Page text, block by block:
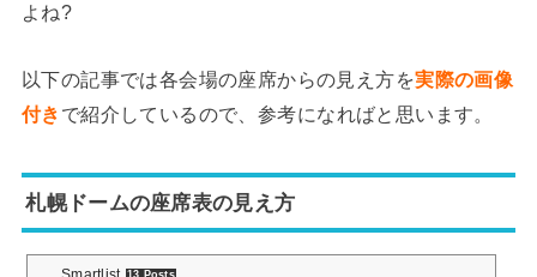
よね?
以下の記事では各会場の座席からの見え方を実際の画像
付き で紹介しているので、参考になればと思います。
札幌ドームの座席表の見え方